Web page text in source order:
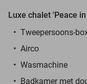
Luxe chalet 'Peace
Tweepersoons-
Airco
Wasmachine
Badkamer met